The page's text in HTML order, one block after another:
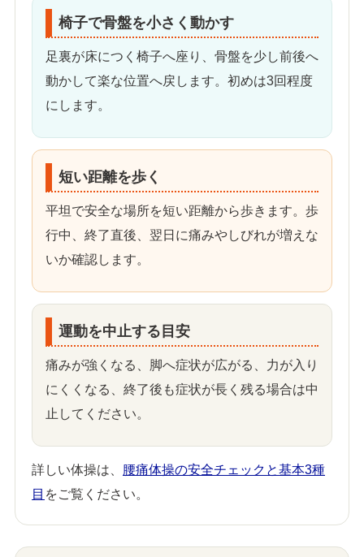
椅子で骨盤を小さく動かす
足裏が床につく椅子へ座り、骨盤を少し前後へ
動かして楽な位置へ戻します。初めは3回程度
にします。
短い距離を歩く
平坦で安全な場所を短い距離から歩きます。歩
行中、終了直後、翌日に痛みやしびれが増えな
いか確認します。
運動を中止する目安
痛みが強くなる、脚へ症状が広がる、力が入り
にくくなる、終了後も症状が長く残る場合は中
止してください。
詳しい体操は、 腰痛体操の安全チェックと基本3種
目 をご覧ください。